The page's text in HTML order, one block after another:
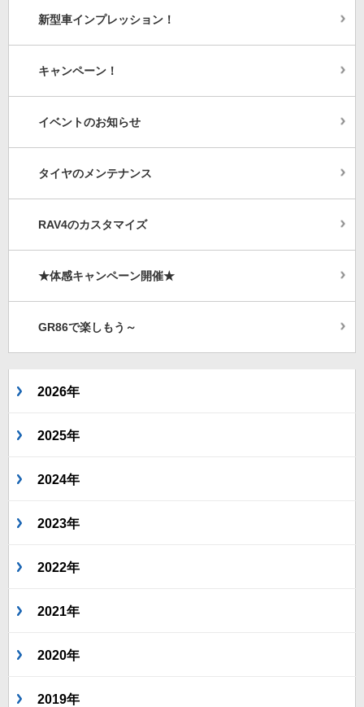
新型車インプレッション！
キャンペーン！
イベントのお知らせ
タイヤのメンテナンス
RAV4のカスタマイズ
★体感キャンペーン開催★
GR86で楽しもう～
2026年
2025年
2024年
2023年
2022年
2021年
2020年
2019年